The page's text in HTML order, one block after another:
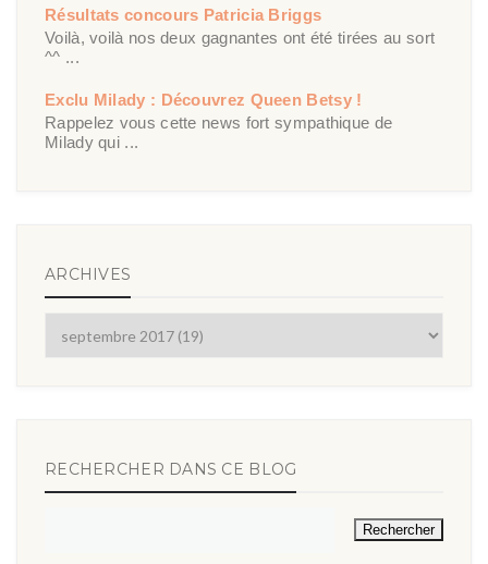
Résultats concours Patricia Briggs
Voilà, voilà nos deux gagnantes ont été tirées au sort
^^ ...
Exclu Milady : Découvrez Queen Betsy !
Rappelez vous cette news fort sympathique de
Milady qui ...
ARCHIVES
RECHERCHER DANS CE BLOG